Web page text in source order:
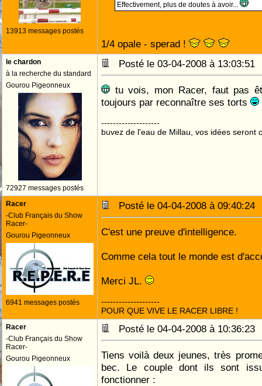
13913 messages postés
Effectivement, plus de doutes à avoir...
1/4 opale - sperad !
le chardon
à la recherche du standard
Gourou Pigeonneux
72927 messages postés
Posté le 03-04-2008 à
tu vois, mon Racer, faut pas
toujours par reconnaître ses torts
--------------------
buvez de l'eau de Millau, vos idées seront
Racer
-Club Français du Show
Racer-
Gourou Pigeonneux
6941 messages postés
Posté le 04-04-2008 à
C'est une preuve d'intelligence.
Comme cela tout le monde est
Merci JL.
--------------------
POUR QUE VIVE LE RACER LIBRE !
Racer
-Club Français du Show
Racer-
Gourou Pigeonneux
Posté le 04-04-2008 à
Tiens voilà deux jeunes, très
bec. Le couple dont ils sont
fonctionner :